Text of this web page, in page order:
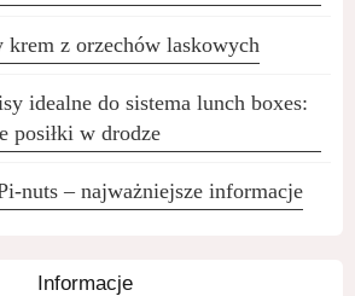
krem z orzechów laskowych
idealne do sistema lunch boxes:
posiłki w drodze
nuts – najważniejsze informacje
Informacje